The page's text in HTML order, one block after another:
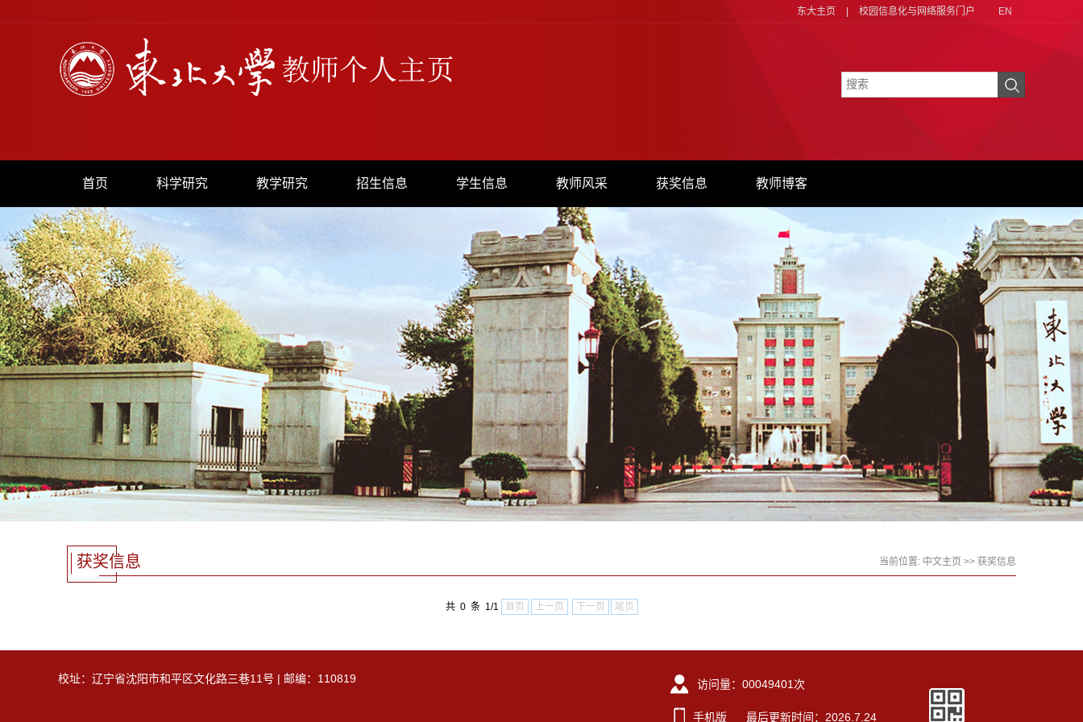
东大主页 校园信息化与网络服务门户 EN
首页 科学研究 教学研究 招生信息 学生信息 教师风采 获奖信息 教师博客
获奖信息 当前位置: 中文主页 >> 获奖信息
共 0 条 1/1 首页 上一页 下一页 尾页
校址：辽宁省沈阳市和平区文化路三巷11号 | 邮编：110819 访问量： 00049401 次
手机版 最后更新时间： 2026 7 24